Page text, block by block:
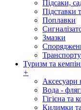
Підсаки,
Підставки
Поплавки
Змазки
Туризм та
+
Аксесуари
Вода -
Гігієна та
Килимки